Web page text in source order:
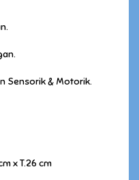
Sensorik & Motorik.
x T.26 cm